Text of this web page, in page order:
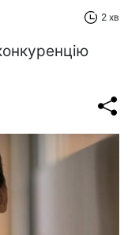
2 хв